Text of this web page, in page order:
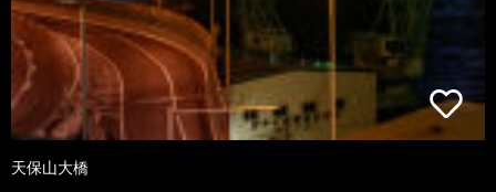
天保山大橋